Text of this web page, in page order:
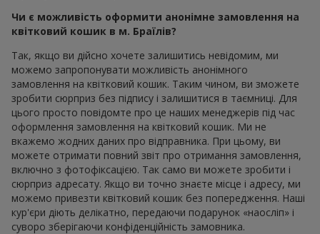
Чи є можливість оформити анонімне замовлення на
квітковий кошик в м. Браїлів?
Так, якщо ви дійсно хочете залишитись невідомим, ми
можемо запропонувати можливість анонімного
замовлення на квітковий кошик. Таким чином, ви зможете
зробити сюрприз без підпису і залишитися в таємниці. Для
цього просто повідомте про це наших менеджерів під час
оформлення замовлення на квітковий кошик. Ми не
вкажемо жодних даних про відправника. При цьому, ви
можете отримати повний звіт про отримання замовлення,
включно з фотофіксацією. Так само ви можете зробити і
сюрприз адресату. Якщо ви точно знаєте місце і адресу, ми
можемо привезти квітковий кошик без попередження. Наші
кур'єри діють делікатно, передаючи подарунок «наосліп» і
суворо зберігаючи конфіденційність замовника.